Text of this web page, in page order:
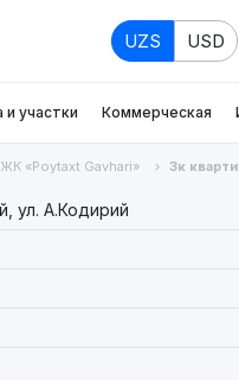
UZS USD
участки Коммерческая
ЖК «Poytaxt Gavhari» 3к
ул. А.Кодирий